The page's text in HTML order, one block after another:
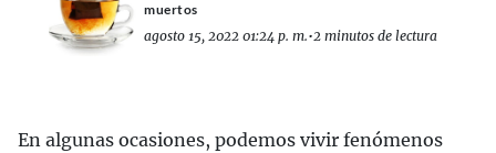
muertos
agosto 15, 2022 01:24 p. m.•2 minutos de lectura
En algunas ocasiones, podemos vivir fenómenos